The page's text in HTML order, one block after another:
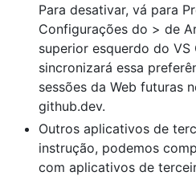
Para desativar, vá para
Configurações do > de
superior esquerdo do
sincronizará essa
sessões da Web futuras
github.dev.
Outros aplicativos de
instrução, podemos
com aplicativos de